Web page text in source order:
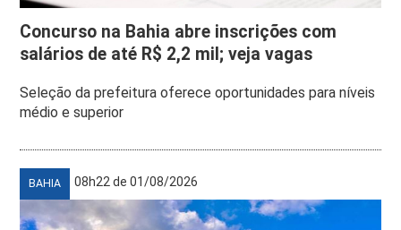
Concurso na Bahia abre inscrições com
salários de até R$ 2,2 mil; veja vagas
Seleção da prefeitura oferece oportunidades para níveis
médio e superior
BAHIA 08h22 de 01/08/2026